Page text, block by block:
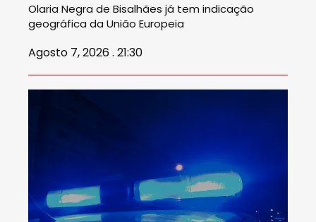
Olaria Negra de Bisalhães já tem indicação
geográfica da União Europeia
Agosto 7, 2026 . 21:30